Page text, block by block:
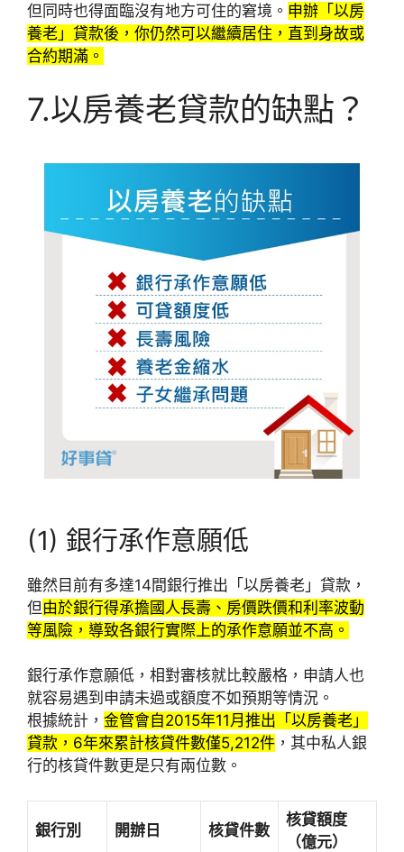
但同時也得面臨沒有地方可住的窘境。 申辦「以房
養老」貸款後，你仍然可以繼續居住，直到身故或
合約期滿。
7.以房養老貸款的缺點？
(1) 銀行承作意願低
雖然目前有多達14間銀行推出「以房養老」貸款，
但 由於銀行得承擔國人長壽、房價跌價和利率波動
等風險，導致各銀行實際上的承作意願並不高。
銀行承作意願低，相對審核就比較嚴格，申請人也
就容易遇到申請未過或額度不如預期等情況。
根據統計， 金管會自2015年11月推出「以房養老」
貸款，6年來累計核貸件數僅5,212件 ，其中私人銀
行的核貸件數更是只有兩位數。
銀行別 開辦日 核貸件數
核貸額度
（億元）